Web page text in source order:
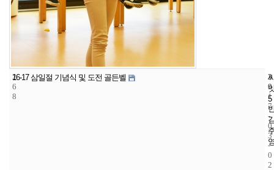
2
6
8
16-17 삼일절 기념식 및 도전 골든벨
5
2
9
2
0
1
7
-
0
3
-
0
2